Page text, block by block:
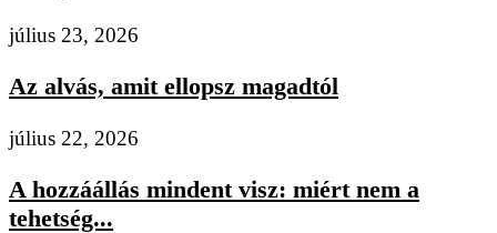
július 23, 2026
Az alvás, amit ellopsz magadtól
július 22, 2026
A hozzáállás mindent visz: miért nem a
tehetség...